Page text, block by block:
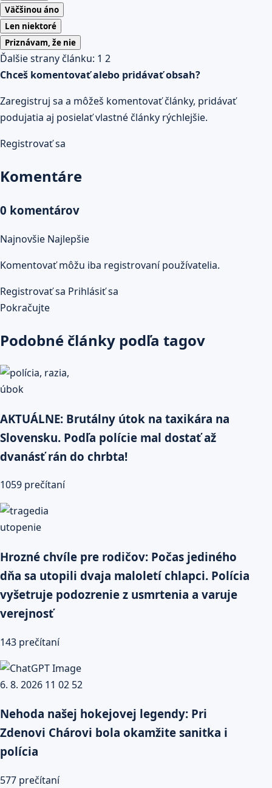
Väčšinou áno
Len niektoré
Priznávam, že nie
Ďalšie strany článku: 1 2
Chceš komentovať alebo pridávať obsah?
Zaregistruj sa a môžeš komentovať články, pridávať
podujatia aj posielať vlastné články rýchlejšie.
Registrovať sa
Komentáre
0 komentárov
Najnovšie Najlepšie
Komentovať môžu iba registrovaní používatelia.
Registrovať sa Prihlásiť sa
Pokračujte
Podobné články podľa tagov
AKTUÁLNE: Brutálny útok na taxikára na
Slovensku. Podľa polície mal dostať až
dvanásť rán do chrbta!
1059 prečítaní
Hrozné chvíle pre rodičov: Počas jediného
dňa sa utopili dvaja maloletí chlapci. Polícia
vyšetruje podozrenie z usmrtenia a varuje
verejnosť
143 prečítaní
Nehoda našej hokejovej legendy: Pri
Zdenovi Chárovi bola okamžite sanitka i
polícia
577 prečítaní